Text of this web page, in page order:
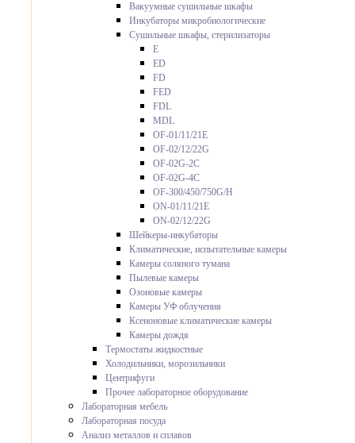
Вакуумные сушильные шкафы
Инкубаторы микробиологические
Сушильные шкафы, стерилизаторы
E
ED
FD
FED
FDL
MDL
OF-01/11/21E
OF-02/12/22G
OF-02G-2C
OF-02G-4C
OF-300/450/750G/H
ON-01/11/21E
ON-02/12/22G
Шейкеры-инкубаторы
Климатические, испытательные камеры
Камеры соляного тумана
Пылевые камеры
Озоновые камеры
Камеры УФ облучения
Ксеноновые климатические камеры
Камеры дождя
Термостаты жидкостные
Холодильники, морозильники
Центрифуги
Прочее лабораторное оборудование
Лабораторная мебель
Лабораторная посуда
Анализ металлов и сплавов